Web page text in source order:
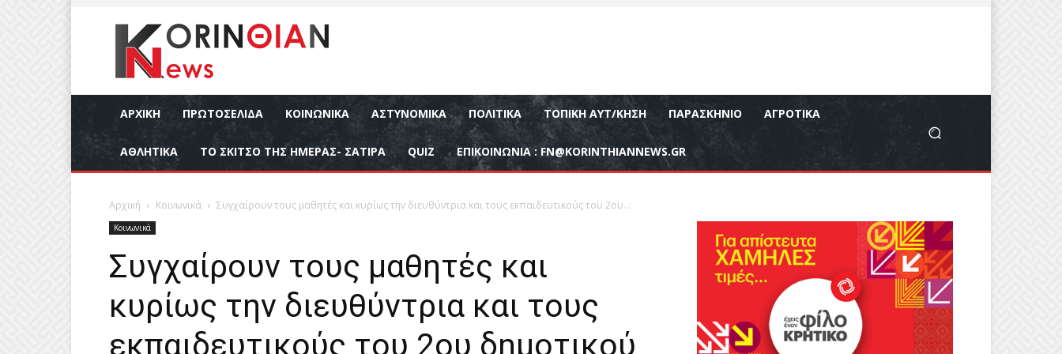
ΑΡΧΙΚΉ ΠΡΩΤΟΣΕΛΙΔΑ ΚΟΙΝΩΝΙΚΆ ΑΣΤΥΝΟΜΙΚΆ ΠΟΛΙΤΙΚΆ ΤΟΠΙΚΉ ΑΥΤ/ΚΗΣΗ ΠΑΡΑΣΚΉΝΙΟ ΑΓΡΟΤΙΚΆ
ΑΘΛΗΤΙΚΆ ΤΟ ΣΚΙΤΣΟ ΤΗΣ ΗΜΕΡΑΣ- ΣΑΤΙΡΑ QUIZ ΕΠΙΚΟΙΝΩΝΊΑ : FN@KORINTHIANNEWS.GR
Αρχική Κοινωνικά Συγχαίρουν τους μαθητές και κυρίως την διευθύντρια και τους εκπαιδευτικούς του 2ου...
Κοινωνικά
Συγχαίρουν τους μαθητές και
κυρίως την διευθύντρια και τους
εκπαιδευτικούς του 2ου δημοτικού